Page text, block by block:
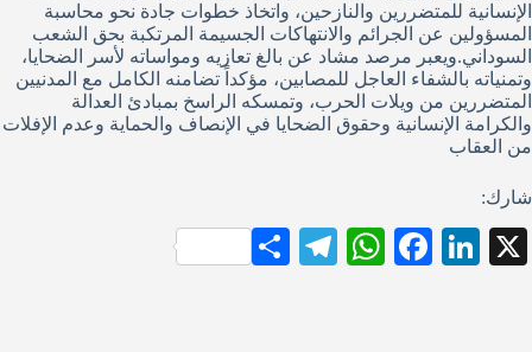
الإنسانية للمتضررين والنازحين، واتخاذ خطوات جادة نحو محاسبة
المسؤولين عن الجرائم والانتهاكات الجسيمة المرتكبة بحق الشعب
السوداني.ويعبر مرصد مشاد عن بالغ تعازيه ومواساته لأسر الضحايا،
وتمنياته بالشفاء العاجل للمصابين، مؤكداً تضامنه الكامل مع المدنيين
المتضررين من ويلات الحرب، وتمسكه الراسخ بمبادئ العدالة
والكرامة الإنسانية وحقوق الضحايا في الإنصاف والحماية وعدم الإفلات
من العقاب
شارك:
X
Li
Fa
W
Te